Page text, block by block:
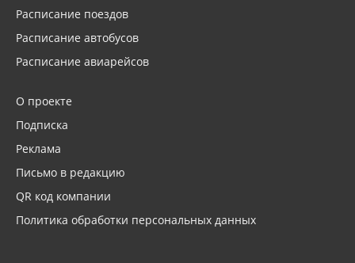
Расписание поездов
Расписание автобусов
Расписание авиарейсов
О проекте
Подписка
Реклама
Письмо в редакцию
QR код компании
Политика обработки персональных данных